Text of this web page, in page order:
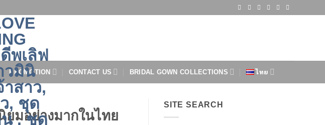
PROMOTION CONTACT US BRIDAL GOWN COLLECTIONS ไทย
ยมอย่างมากในไทย
SITE SEARCH